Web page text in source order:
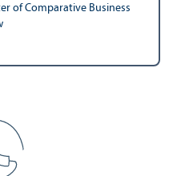
of Comparative Business